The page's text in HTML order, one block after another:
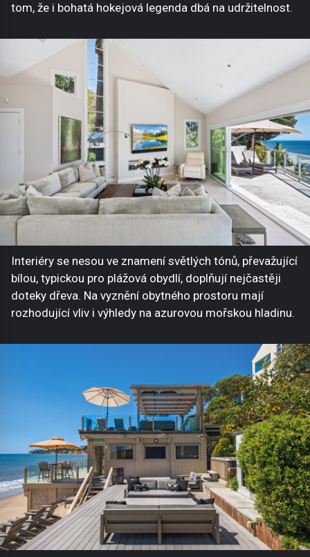
tom, že i bohatá hokejová legenda dbá na udržitelnost.
Interiéry se nesou ve znamení světlých tónů, převažující
bílou, typickou pro plážová obydlí, doplňují nejčastěji
doteky dřeva. Na vyznění obytného prostoru mají
rozhodující vliv i výhledy na azurovou mořskou hladinu.